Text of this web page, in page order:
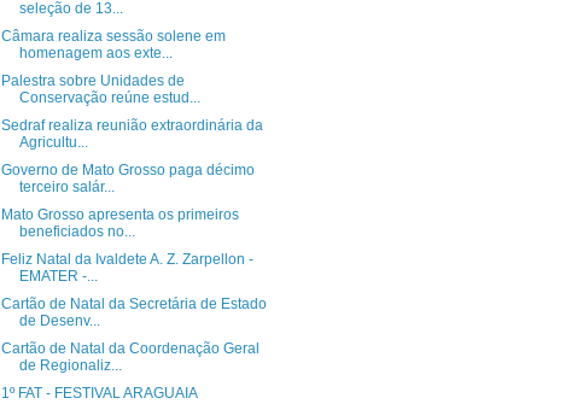
seleção de 13...
Câmara realiza sessão solene em
homenagem aos exte...
Palestra sobre Unidades de
Conservação reúne estud...
Sedraf realiza reunião extraordinária da
Agricultu...
Governo de Mato Grosso paga décimo
terceiro salár...
Mato Grosso apresenta os primeiros
beneficiados no...
Feliz Natal da Ivaldete A. Z. Zarpellon -
EMATER -...
Cartão de Natal da Secretária de Estado
de Desenv...
Cartão de Natal da Coordenação Geral
de Regionaliz...
1º FAT - FESTIVAL ARAGUAIA